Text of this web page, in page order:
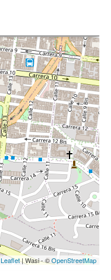
Leaflet| Wasi - ©OpenStreetMap